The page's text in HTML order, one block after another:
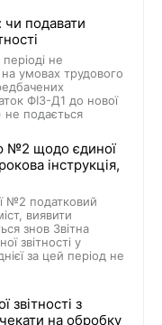
чи подавати
не
умовах трудового
ФІЗ-Д1 до нової
не подається
№2 щодо єдиної
інструкція,
№2 податковий
виявити
знов Звітна
звітності у
за цей період не
звітності з
на обробку